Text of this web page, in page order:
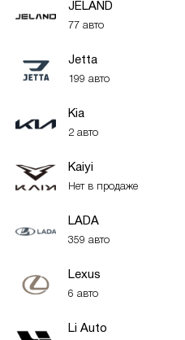
JELAND
77 авто
Jetta
199 авто
Kia
2 авто
Kaiyi
Нет в продаже
LADA
359 авто
Lexus
6 авто
Li Auto